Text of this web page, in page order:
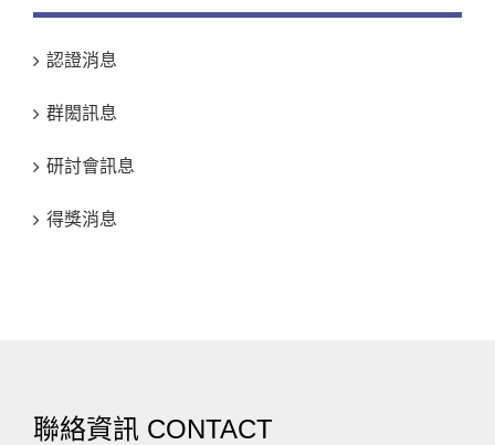
認證消息
群閎訊息
研討會訊息
得獎消息
聯絡資訊 CONTACT